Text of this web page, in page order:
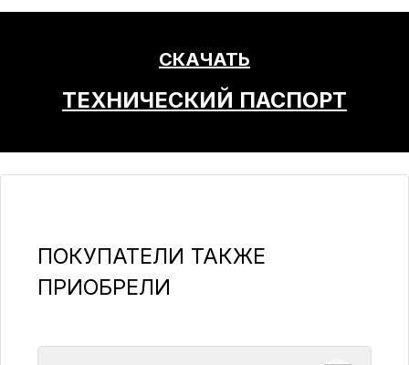
СКАЧАТЬ
ТЕХНИЧЕСКИЙ ПАСПОРТ
Пропустить галерею продуктов
ПОКУПАТЕЛИ ТАКЖЕ
ПРИОБРЕЛИ